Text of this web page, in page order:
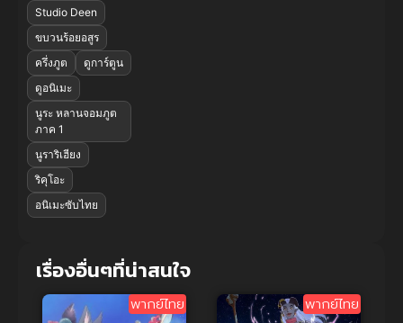
Studio Deen
ขบวนร้อยอสูร
ครึ่งภูต
ดูการ์ตูน
ดูอนิเมะ
นูระ หลานจอมภูต
ภาค 1
นูราริเฮียง
ริคุโอะ
อนิเมะซับไทย
เรื่องอื่นๆที่น่าสนใจ
พากย์ไทย พากย์ไทย